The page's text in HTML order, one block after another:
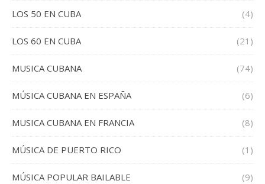
LOS 50 EN CUBA (4)
LOS 60 EN CUBA (21)
MUSICA CUBANA (74)
MÚSICA CUBANA EN ESPAÑA (6)
MUSICA CUBANA EN FRANCIA (8)
MÚSICA DE PUERTO RICO (1)
MÚSICA POPULAR BAILABLE (9)